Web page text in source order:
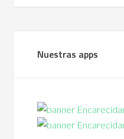
Nuestras apps